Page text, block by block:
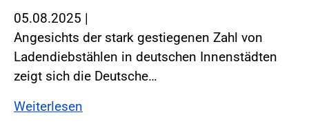
05.08.2025 |
Angesichts der stark gestiegenen Zahl von
Ladendiebstählen in deutschen Innenstädten
zeigt sich die Deutsche…
Weiterlesen